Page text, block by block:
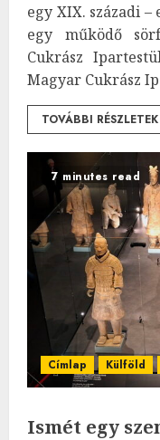
egy XIX. századi
egy működő
Cukrász
Magyar Cukrász
TOVÁBBI RÉSZLETEK
7 minutes read
Címlap Külföld
Ismét egy